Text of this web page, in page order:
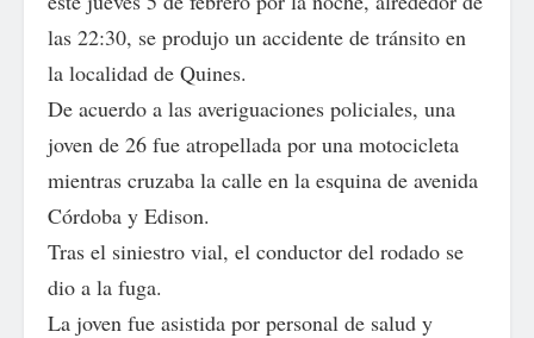
las 22:30, se produjo un accidente de tránsito en
la localidad de Quines.
De acuerdo a las averiguaciones policiales, una
joven de 26 fue atropellada por una motocicleta
mientras cruzaba la calle en la esquina de avenida
Córdoba y Edison.
Tras el siniestro vial, el conductor del rodado se
dio a la fuga.
La joven fue asistida por personal de salud y